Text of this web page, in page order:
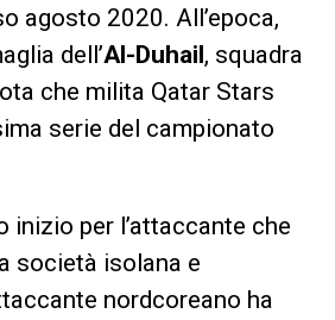
agosto 2020. All’epoca,
dell’Al-Duhail, squadra
che milita Qatar Stars
serie del campionato
inizio per l’attaccante che
società isolana e
nordcoreano ha